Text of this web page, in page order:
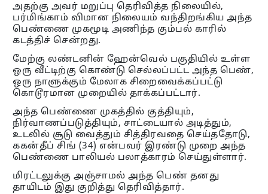
அதற்கு அவர் மறுப்பு தெரிவித்த நிலையில்,
பர்மிங்காம் விமான நிலையம் வந்திறங்கிய அந்த
பெண்ணை முகமூடி அணிந்த கும்பல் காரில்
கடத்திச் சென்றது.
மேற்கு லண்டனின் ஹேன்வெல் பகுதியில் உள்ள
ஒரு வீட்டிற்கு கொண்டு செல்லப்பட்ட அந்த பெண்,
ஒரு நாளுக்கும் மேலாக சிறைவைக்கப்பட்டு
கொடூரமான முறையில் தாக்கப்பட்டார்.
அந்த பெண்ணை முகத்தில் குத்தியும்,
நிர்வாணப்படுத்தியும், சாட்டையால் அடித்தும்,
உடலில் சூடு வைத்தும் சித்திரவதை செய்ததோடு,
ககன்தீப் சிங் (34) என்பவர் இரண்டு முறை அந்த
பெண்ணை பாலியல் பலாத்காரம் செய்துள்ளார்.
மிரட்டலுக்கு அஞ்சாமல் அந்த பெண் தனது
தாயிடம் இது குறித்து தெரிவித்தார்.